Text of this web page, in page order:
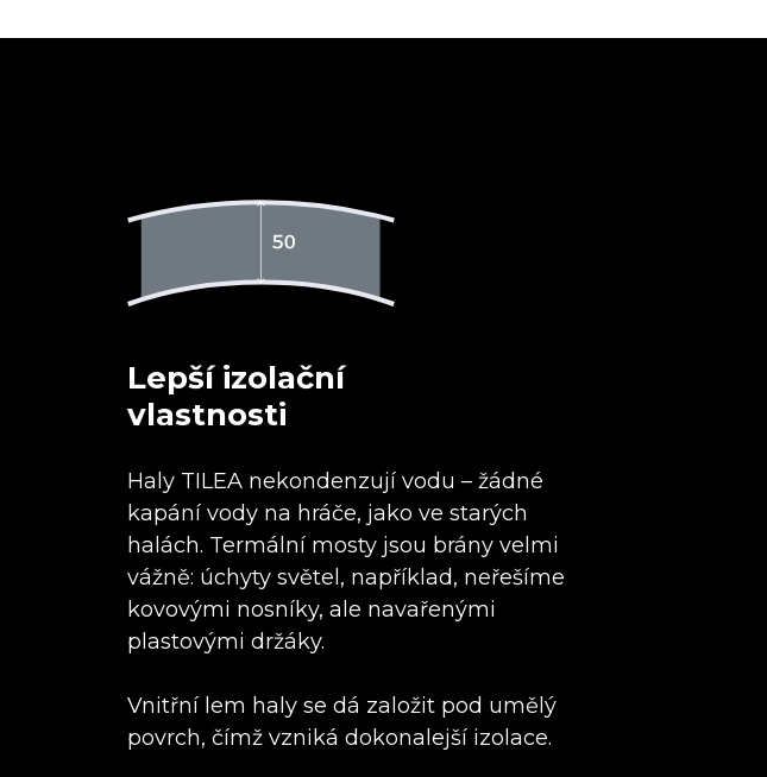
Lepší izolační
vlastnosti
Haly TILEA nekondenzují vodu – žádné
kapání vody na hráče, jako ve starých
halách. Termální mosty jsou brány velmi
vážně: úchyty světel, například, neřešíme
kovovými nosníky, ale navařenými
plastovými držáky.
Vnitřní lem haly se dá založit pod umělý
povrch, čímž vzniká dokonalejší izolace.